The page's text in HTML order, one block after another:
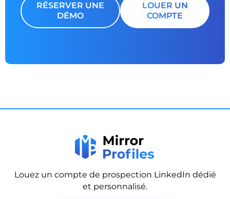
RÉSERVER UNE
DÉMO
LOUER UN
COMPTE
Louez un compte de prospection LinkedIn dédié
et personnalisé.